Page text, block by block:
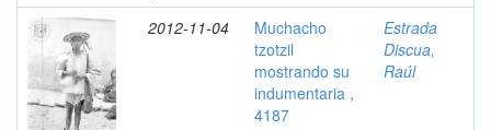
2012-11-04
Muchacho
tzotzil
mostrando su
indumentaria ,
4187
Estrada
Discua,
Raúl